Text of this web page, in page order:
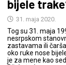
bijele
31. maja 2020.
Tog su 31. maja
nesrpskom
zastavama ili
oko ruke nose
je za mene kao